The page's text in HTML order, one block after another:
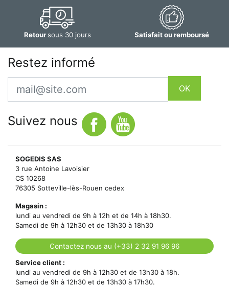
Retoursous 30 jours Satisfait ou remboursé
Restez informé
Email
OK
Suivez nous
SOGEDIS SAS
3 rue Antoine Lavoisier
CS 10268
76305 Sotteville-lès-Rouen cedex
Magasin :
lundi au vendredi de 9h à 12h et de 14h à 18h30.
Samedi de 9h à 12h30 et de 13h30 à 18h30
Contactez nous au (+33) 2 32 91 96 96
Service client :
lundi au vendredi de 9h à 12h30 et de 13h30 à 18h.
Samedi de 9h à 12h30 et de 13h30 à 17h30.